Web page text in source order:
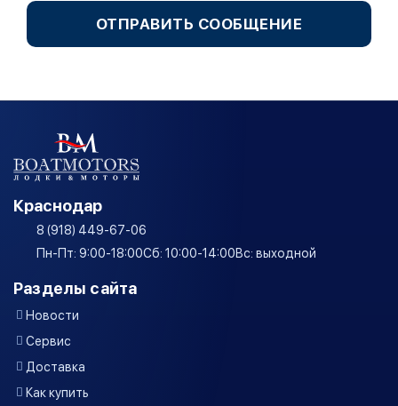
ОТПРАВИТЬ СООБЩЕНИЕ
Краснодар
8 (918) 449-67-06
Пн-Пт: 9:00-18:00Сб: 10:00-14:00Вс: выходной
Разделы сайта
Новости
Сервис
Доставка
Как купить